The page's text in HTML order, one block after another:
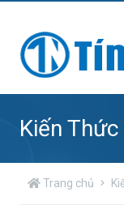
Kiến
Trang chủ